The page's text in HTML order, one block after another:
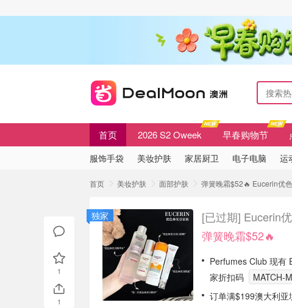
首页 2026 S2 Oweek 早春购物节
服饰手袋 美妆护肤 家居厨卫 电子电脑 运
首页 美妆护肤 面部护肤 弹簧晚霜$52🔥 Eucerin优
独家 [已过期] Eucerin
弹簧晚霜$52🔥
Perfumes Club 现有
家折扣码
MATCH-
订单满$199澳大利亚
1
1